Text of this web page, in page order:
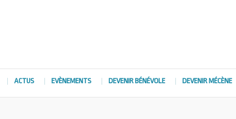
ACTUS EVÈNEMENTS DEVENIR BÉNÉVOLE DEVENIR MÉCÈNE